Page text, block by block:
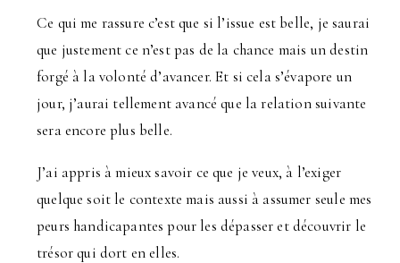
Ce qui me rassure c’est que si l’issue est belle, je saurai
que justement ce n’est pas de la chance mais un destin
forgé à la volonté d’avancer. Et si cela s’évapore un
jour, j’aurai tellement avancé que la relation suivante
sera encore plus belle.
J’ai appris à mieux savoir ce que je veux, à l’exiger
quelque soit le contexte mais aussi à assumer seule mes
peurs handicapantes pour les dépasser et découvrir le
trésor qui dort en elles.